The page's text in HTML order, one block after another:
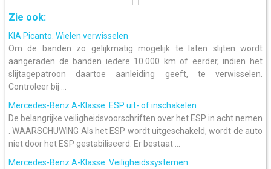
Zie ook:
KIA Picanto. Wielen verwisselen
Om de banden zo gelijkmatig mogelijk te laten slijten wordt
aangeraden de banden iedere 10.000 km of eerder, indien het
slijtagepatroon daartoe aanleiding geeft, te verwisselen.
Controleer bij ...
Mercedes-Benz A-Klasse. ESP uit- of inschakelen
De belangrijke veiligheidsvoorschriften over het ESP in acht nemen
. WAARSCHUWING Als het ESP wordt uitgeschakeld, wordt de auto
niet door het ESP gestabiliseerd. Er bestaat ...
Mercedes-Benz A-Klasse. Veiligheidssystemen